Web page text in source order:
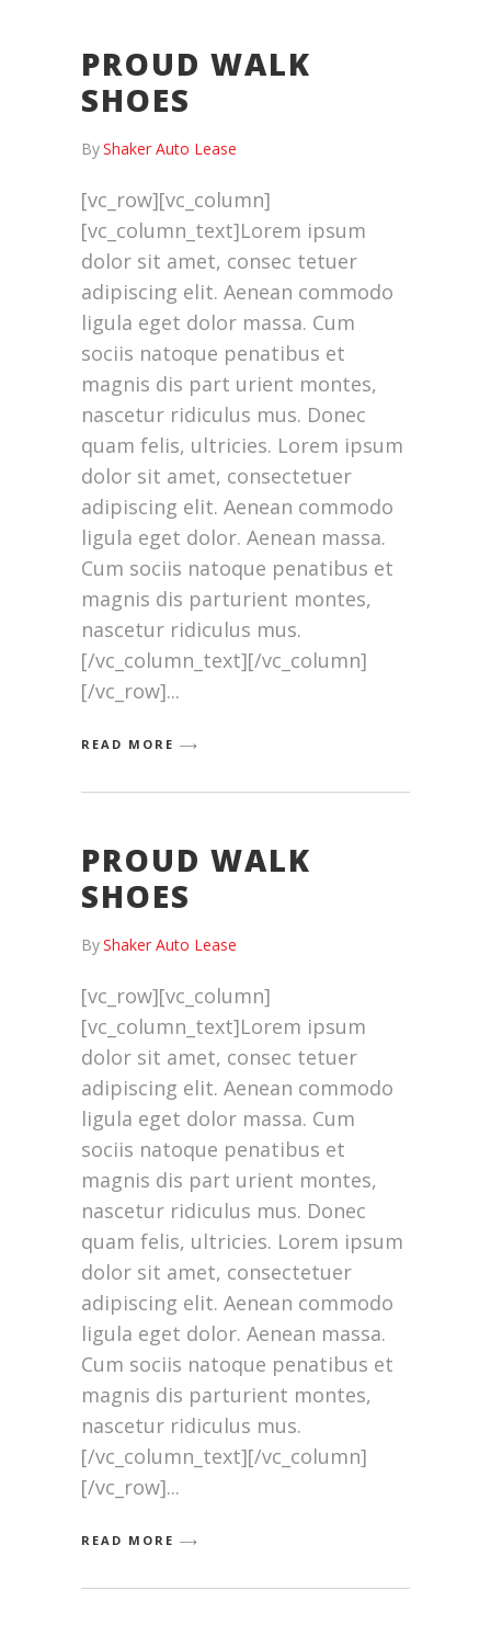
PROUD WALK
SHOES
ByShaker Auto Lease
[vc_row][vc_column]
[vc_column_text]Lorem ipsum
dolor sit amet, consec tetuer
adipiscing elit. Aenean commodo
ligula eget dolor massa. Cum
sociis natoque penatibus et
magnis dis part urient montes,
nascetur ridiculus mus. Donec
quam felis, ultricies. Lorem ipsum
dolor sit amet, consectetuer
adipiscing elit. Aenean commodo
ligula eget dolor. Aenean massa.
Cum sociis natoque penatibus et
magnis dis parturient montes,
nascetur ridiculus mus.
[/vc_column_text][/vc_column]
[/vc_row]
READ MORE
PROUD WALK
SHOES
ByShaker Auto Lease
[vc_row][vc_column]
[vc_column_text]Lorem ipsum
dolor sit amet, consec tetuer
adipiscing elit. Aenean commodo
ligula eget dolor massa. Cum
sociis natoque penatibus et
magnis dis part urient montes,
nascetur ridiculus mus. Donec
quam felis, ultricies. Lorem ipsum
dolor sit amet, consectetuer
adipiscing elit. Aenean commodo
ligula eget dolor. Aenean massa.
Cum sociis natoque penatibus et
magnis dis parturient montes,
nascetur ridiculus mus.
[/vc_column_text][/vc_column]
[/vc_row]
READ MORE